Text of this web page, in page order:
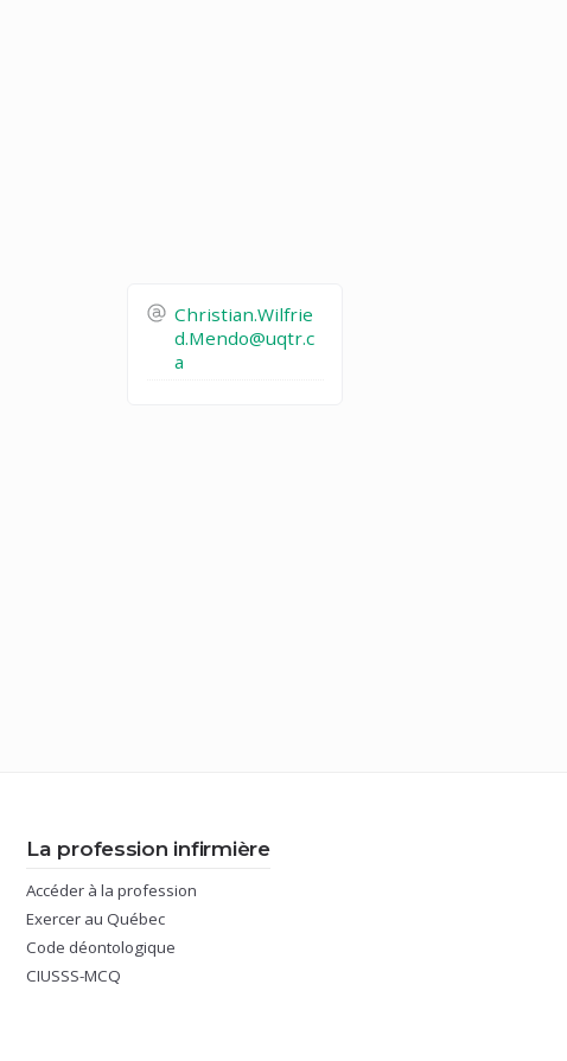
Christian.Wilfrie
d.Mendo@uqtr.c
a
La profession infirmière
Accéder à la profession
Exercer au Québec(nouvelle
Code déontologique
CIUSSS-MCQ